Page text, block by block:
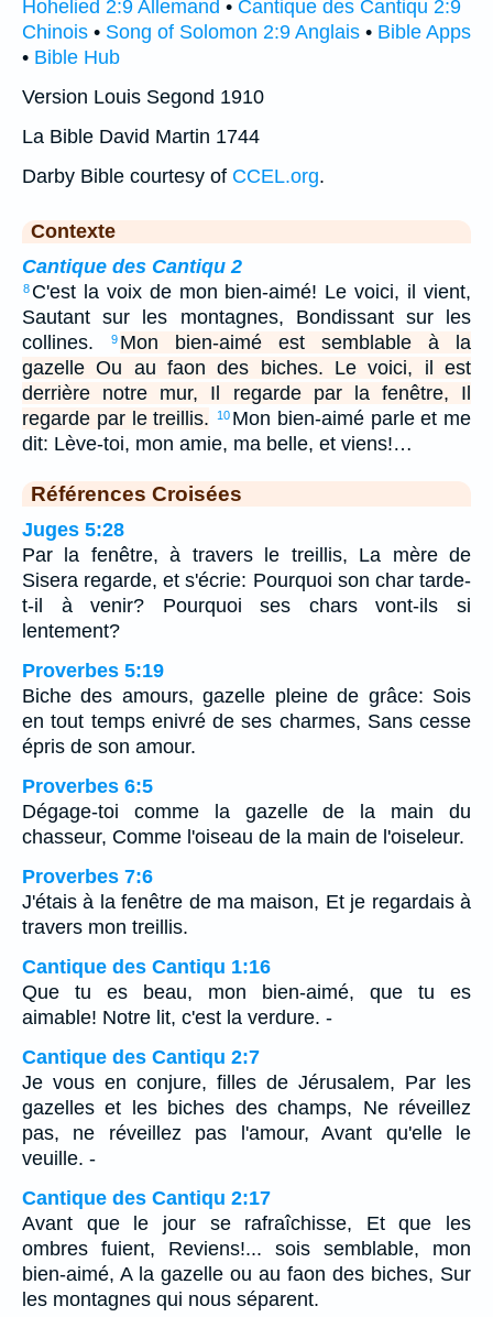
Hohelied 2:9 Allemand • Cantique des Cantiqu 2:9
Chinois • Song of Solomon 2:9 Anglais • Bible Apps
• Bible Hub
Version Louis Segond 1910
La Bible David Martin 1744
Darby Bible courtesy of CCEL.org.
Contexte
Cantique des Cantiqu 2
8 C'est la voix de mon bien-aimé! Le voici, il vient,
Sautant sur les montagnes, Bondissant sur les
collines.
9 Mon bien-aimé est semblable à la
gazelle Ou au faon des biches. Le voici, il est
derrière notre mur, Il regarde par la fenêtre, Il
regarde par le treillis.
10 Mon bien-aimé parle et me
dit: Lève-toi, mon amie, ma belle, et viens!…
Références Croisées
Juges 5:28
Par la fenêtre, à travers le treillis, La mère de
Sisera regarde, et s'écrie: Pourquoi son char tarde-
t-il à venir? Pourquoi ses chars vont-ils si
lentement?
Proverbes 5:19
Biche des amours, gazelle pleine de grâce: Sois
en tout temps enivré de ses charmes, Sans cesse
épris de son amour.
Proverbes 6:5
Dégage-toi comme la gazelle de la main du
chasseur, Comme l'oiseau de la main de l'oiseleur.
Proverbes 7:6
J'étais à la fenêtre de ma maison, Et je regardais à
travers mon treillis.
Cantique des Cantiqu 1:16
Que tu es beau, mon bien-aimé, que tu es
aimable! Notre lit, c'est la verdure. -
Cantique des Cantiqu 2:7
Je vous en conjure, filles de Jérusalem, Par les
gazelles et les biches des champs, Ne réveillez
pas, ne réveillez pas l'amour, Avant qu'elle le
veuille. -
Cantique des Cantiqu 2:17
Avant que le jour se rafraîchisse, Et que les
ombres fuient, Reviens!... sois semblable, mon
bien-aimé, A la gazelle ou au faon des biches, Sur
les montagnes qui nous séparent.